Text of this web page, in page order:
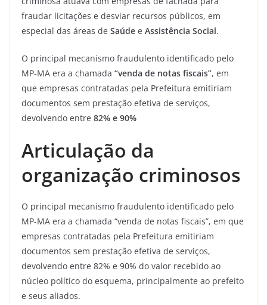
fraudar licitações e desviar recursos públicos, em
especial das áreas de Saúde e Assistência Social.
O principal mecanismo fraudulento identificado pelo
MP-MA era a chamada “venda de notas fiscais”, em
que empresas contratadas pela Prefeitura emitiriam
documentos sem prestação efetiva de serviços,
devolvendo entre 82% e 90%
Articulação da
organização criminosos
O principal mecanismo fraudulento identificado pelo
MP-MA era a chamada “venda de notas fiscais”, em que
empresas contratadas pela Prefeitura emitiriam
documentos sem prestação efetiva de serviços,
devolvendo entre 82% e 90% do valor recebido ao
núcleo político do esquema, principalmente ao prefeito
e seus aliados.